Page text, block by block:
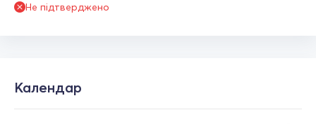
Не підтверджено
Календар